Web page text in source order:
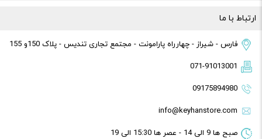
درباره ما
راهنمای خرید
قوانین و مقررات
تماس با ما
ارتباط با ما
فارس - شیراز - چهارراه پارامونت - مجتمع تجاری تندیس - پلاک 150و 155
صبح ها 9 الی 14 - عصر ها 15:30 الی 19